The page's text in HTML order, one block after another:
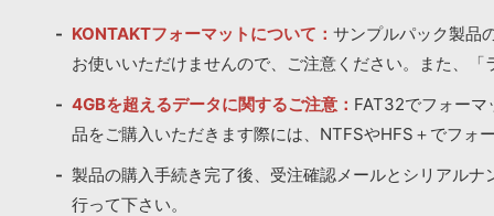
KONTAKTフォーマットについて： サンプルパック製品
お使いいただけませんので、ご注意ください。また、
4GBを超えるデータに関するご注意： FAT32でフォーマ
品をご購入いただきます際には、NTFSやHFS＋でフォ
製品の購入手続き完了後、受注確認メールとシリアル
行って下さい。